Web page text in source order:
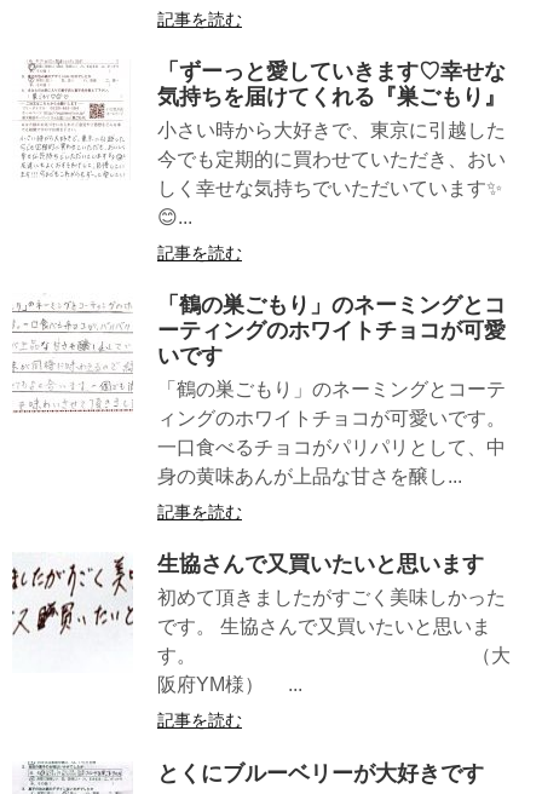
記事を読む
「ずーっと愛していきます♡幸せな
気持ちを届けてくれる『巣ごもり』
小さい時から大好きで、東京に引越した
今でも定期的に買わせていただき、おい
しく幸せな気持ちでいただいています✨
😊...
記事を読む
「鶴の巣ごもり」のネーミングとコ
ーティングのホワイトチョコが可愛
いです
「鶴の巣ごもり」のネーミングとコーテ
ィングのホワイトチョコが可愛いです。
一口食べるチョコがパリパリとして、中
身の黄味あんが上品な甘さを醸し...
記事を読む
生協さんで又買いたいと思います
初めて頂きましたがすごく美味しかった
です。 生協さんで又買いたいと思いま
す。 （大
阪府YM様） ...
記事を読む
とくにブルーベリーが大好きです